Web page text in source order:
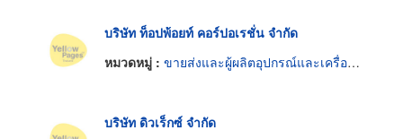
บริษัท ท็อปพ้อยท์ คอร์ปอเรชั่น จำกัด
หมวดหมู่ : ขายส่งและผู้ผลิตอุปกรณ์และเครื่องใช้กอล์ฟ
บริษัท ดิวเร็กซ์ จำกัด